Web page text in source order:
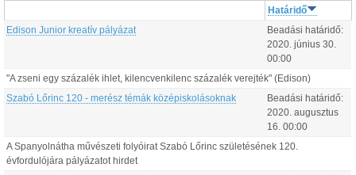
Határidő
Edison Junior kreatív pályázat
Beadási határidő:
2020. június 30
00:00
"A zseni egy százalék ihlet, kilencvenkilenc százalék verejték" (Edison)
Szabó Lőrinc 120 - merész témák középiskolásoknak
Beadási határidő:
2020. augusztus
16 00:00
A Spanyolnátha művészeti folyóirat Szabó Lőrinc születésének 120.
évfordulójára pályázatot hirdet